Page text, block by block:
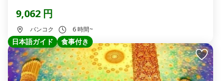
9,062 円
バンコク 6 時間~
日本語ガイド 食事付き